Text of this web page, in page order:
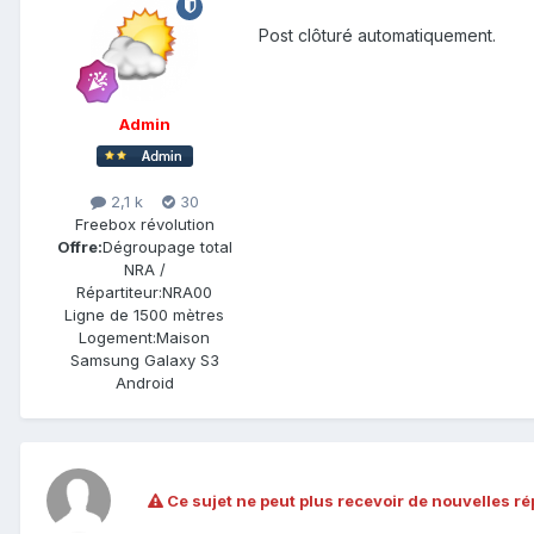
Admin
2,1 k
30
Freebox révolution
Offre:Dégroupage total
NRA /
Répartiteur:NRA00
Ligne de 1500 mètres
Logement:Maison
Samsung Galaxy S3
Android
Post clôturé automatiquement.
Ce sujet ne peut plus recevoir de nouvelles